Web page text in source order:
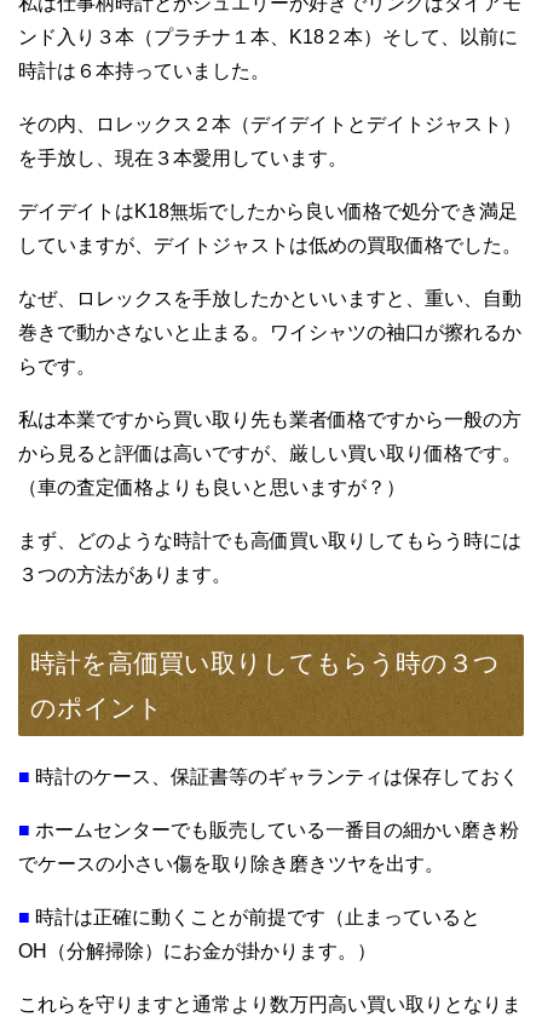
ンド入り３本（プラチナ１本、K18２本）そして、以前に
時計は６本持っていました。
その内、ロレックス２本（デイデイトとデイトジャスト）
を手放し、現在３本愛用しています。
デイデイトはK18無垢でしたから良い価格で処分でき満足
していますが、デイトジャストは低めの買取価格でした。
なぜ、ロレックスを手放したかといいますと、重い、自動
巻きで動かさないと止まる。ワイシャツの袖口が擦れるか
らです。
私は本業ですから買い取り先も業者価格ですから一般の方
から見ると評価は高いですが、厳しい買い取り価格です。
（車の査定価格よりも良いと思いますが？）
まず、どのような時計でも高価買い取りしてもらう時には
３つの方法があります。
時計を高価買い取りしてもらう時の３つ
のポイント
■ 時計のケース、保証書等のギャランティは保存しておく
■ ホームセンターでも販売している一番目の細かい磨き粉
でケースの小さい傷を取り除き磨きツヤを出す。
■ 時計は正確に動くことが前提です（止まっていると
OH（分解掃除）にお金が掛かります。）
これらを守りますと通常より数万円高い買い取りとなりま